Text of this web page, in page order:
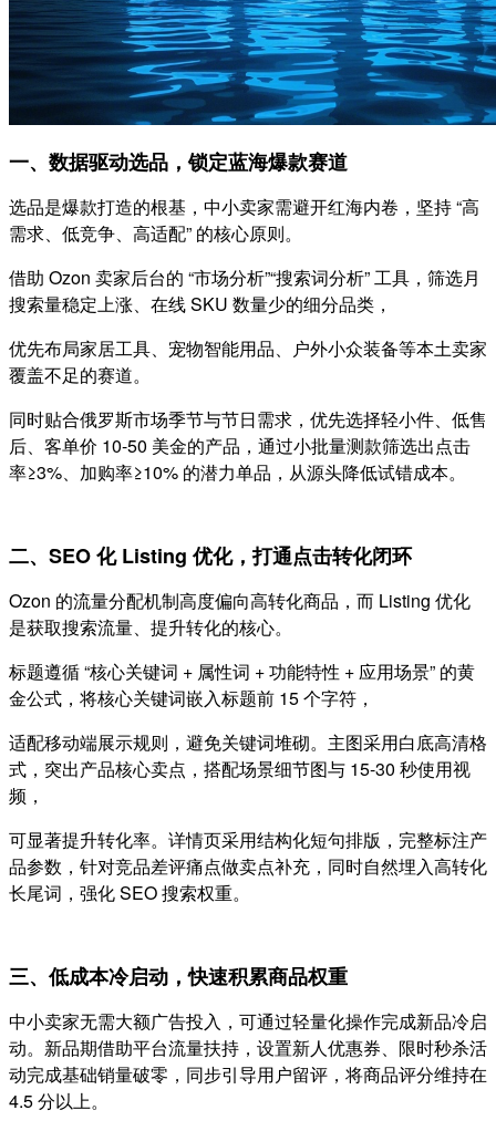
一、数据驱动选品，锁定蓝海爆款赛道
选品是爆款打造的根基，中小卖家需避开红海内卷，坚持 “高
需求、低竞争、高适配” 的核心原则。
借助 Ozon 卖家后台的 “市场分析”“搜索词分析” 工具，筛选月
搜索量稳定上涨、在线 SKU 数量少的细分品类，
优先布局家居工具、宠物智能用品、户外小众装备等本土卖家
覆盖不足的赛道。
同时贴合俄罗斯市场季节与节日需求，优先选择轻小件、低售
后、客单价 10-50 美金的产品，通过小批量测款筛选出点击
率≥3%、加购率≥10% 的潜力单品，从源头降低试错成本。
二、SEO 化 Listing 优化，打通点击转化闭环
Ozon 的流量分配机制高度偏向高转化商品，而 Listing 优化
是获取搜索流量、提升转化的核心。
标题遵循 “核心关键词 + 属性词 + 功能特性 + 应用场景” 的黄
金公式，将核心关键词嵌入标题前 15 个字符，
适配移动端展示规则，避免关键词堆砌。主图采用白底高清格
式，突出产品核心卖点，搭配场景细节图与 15-30 秒使用视
频，
可显著提升转化率。详情页采用结构化短句排版，完整标注产
品参数，针对竞品差评痛点做卖点补充，同时自然埋入高转化
长尾词，强化 SEO 搜索权重。
三、低成本冷启动，快速积累商品权重
中小卖家无需大额广告投入，可通过轻量化操作完成新品冷启
动。新品期借助平台流量扶持，设置新人优惠券、限时秒杀活
动完成基础销量破零，同步引导用户留评，将商品评分维持在
4.5 分以上。